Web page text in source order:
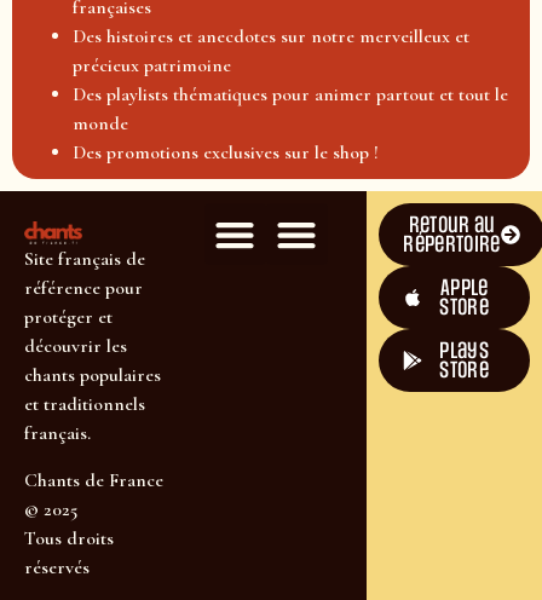
françaises
Des histoires et anecdotes sur notre merveilleux et
précieux patrimoine
Des playlists thématiques pour animer partout et tout le
monde
Des promotions exclusives sur le shop !
Site français de
référence pour
protéger et
découvrir les
chants populaires
et traditionnels
français.
Chants de France
© 2025
Tous droits
réservés
Retour au
répertoire
Apple
Store
plays
store